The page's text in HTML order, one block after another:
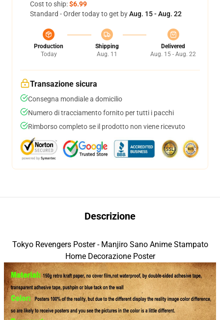
Cost to ship:$6.99
Standard - Order today to get byAug. 15 - Aug. 22
Production
Today
Shipping
Aug. 11
Delivered
Aug. 15 - Aug. 22
Transazione sicura
Consegna mondiale a domicilio
Numero di tracciamento fornito per tutti i pacchi
Rimborso completo se il prodotto non viene ricevuto
Descrizione
Tokyo Revengers Poster - Manjiro Sano Anime Stampato
Home Decorazione Poster